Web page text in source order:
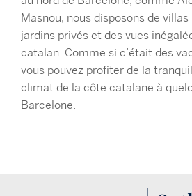
Masnou, nous disposons de
jardins privés et des vues
catalan. Comme si c’était des
vous pouvez profiter de la
climat de la côte catalane à
Barcelone.